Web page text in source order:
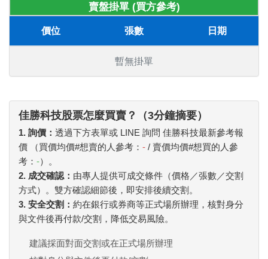
賣盤掛單 (買方參考)
價位 張數 日期
暫無掛單
佳勝科技股票怎麼買賣？（3分鐘摘要）
1. 詢價： 透過下方表單或 LINE 詢問 佳勝科技最新參考報
價 （買價均價#想賣的人參考： - / 賣價均價#想買的人參
考： -）。
2. 成交確認： 由專人提供可成交條件（價格／張數／交割
方式）。雙方確認細節後，即安排後續交割。
3. 安全交割： 約在銀行或券商等正式場所辦理，核對身分
與文件後再付款/交割，降低交易風險。
建議採面對面交割或在正式場所辦理